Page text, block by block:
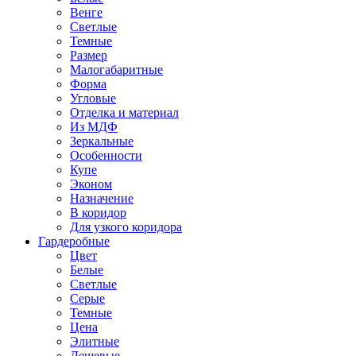
Венге
Светлые
Темные
Размер
Малогабаритные
Форма
Угловые
Отделка и материал
Из МДФ
Зеркальные
Особенности
Купе
Эконом
Назначение
В коридор
Для узкого коридора
Гардеробные
Цвет
Белые
Светлые
Серые
Темные
Цена
Элитные